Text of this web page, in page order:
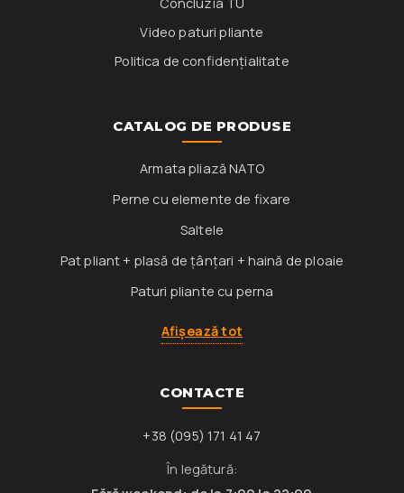
Concluzia TU
Video paturi pliante
Politica de confidențialitate
CATALOG DE PRODUSE
Armata pliază NATO
Perne cu elemente de fixare
Saltele
Pat pliant + plasă de țânțari + haină de ploaie
Paturi pliante cu perna
Afișează tot
CONTACTE
+38 (095) 171 41 47
În legătură: